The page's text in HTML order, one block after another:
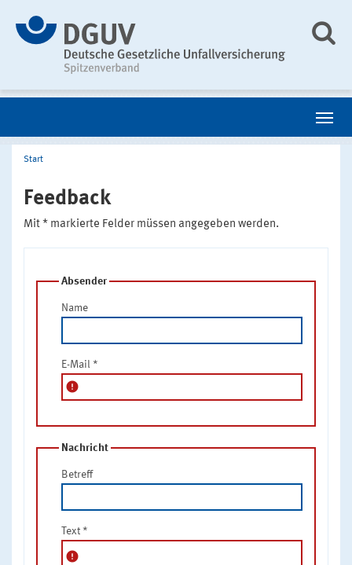
Start
Feedback
Mit * markierte Felder müssen angegeben werden.
Absender
Name
E-Mail *
error
Nachricht
Betreff
Text *
error